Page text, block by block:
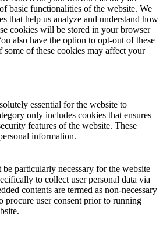
basic functionalities of the website. We
that help us analyze and understand how
cookies will be stored in your browser
also have the option to opt-out of these
of these cookies may affect your
essential for the website to
only includes cookies that ensures
features of the website. These
information.
particularly necessary for the website
to collect user personal data via
contents are termed as non-necessary
procure user consent prior to running